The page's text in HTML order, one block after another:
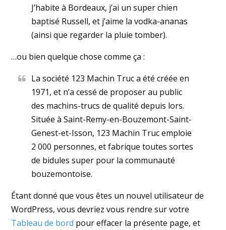
J’habite à Bordeaux, j’ai un super chien
baptisé Russell, et j’aime la vodka-ananas
(ainsi que regarder la pluie tomber).
…ou bien quelque chose comme ça :
La société 123 Machin Truc a été créée en
1971, et n’a cessé de proposer au public
des machins-trucs de qualité depuis lors.
Située à Saint-Remy-en-Bouzemont-Saint-
Genest-et-Isson, 123 Machin Truc emploie
2 000 personnes, et fabrique toutes sortes
de bidules super pour la communauté
bouzemontoise.
Étant donné que vous êtes un nouvel utilisateur de
WordPress, vous devriez vous rendre sur votre
Tableau de bord pour effacer la présente page, et